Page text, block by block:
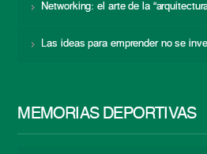
Networking: el arte de la
Las ideas para emprender no se
MEMORIAS DEPORTIVAS